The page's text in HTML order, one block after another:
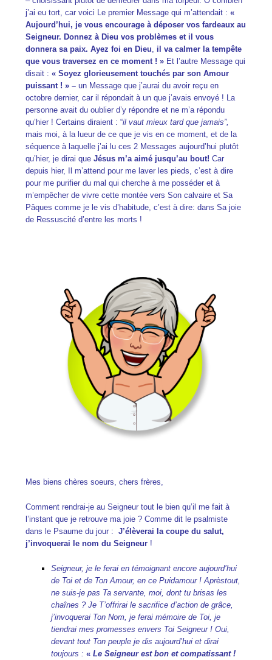
j’ai eu tort, car voici Le premier Message qui m’attendait :«
Aujourd’hui, je vous encourage à déposer vos fardeaux au
Seigneur. Donnez à Dieu vos problèmes et il vous
donnera sa paix. Ayez foi enDieu
il va calmer la tempête
que vous traversez en ce moment !» Et l’autre Message qui
disait :«Soyez glorieusement touchés par son Amour
puissant !» –un Message que j’aurai du avoir reçu en
octobre dernier, car il répondait à un que j’avais envoyé ! La
personne avait du oublier d’y répondre et ne m’a répondu
qu’hier ! Certains diraient : “il vaut mieux tard que jamais”,
mais moi, à la lueur de ce que je vis en ce moment, et de la
séquence à laquelle j’ai lu ces 2 Messages aujourd’hui plutôt
qu’hier, je dirai queJésus m’a aimé jusqu’au bout!Car
depuis hier, Il m’attend pour me laver les pieds, c’est à dire
pour me purifier du mal qui cherche à me posséder et à
m’empêcher de vivre cette montée vers Son calvaire et Sa
Pâques comme je le visd’habitude , c’est à dire: dans Sa joie
de Ressuscité d’entre les morts !
Mes biens chères soeurs, chers frères,
Comment rendrai-je au Seigneur tout le bien qu’il me fait à
l’instant que je retrouve ma joie ? Comme dit le psalmiste
dans le Psaume du jour :J’élèverai la coupe du salut,
j’invoquerai le nom du Seigneur !
Seigneur, je le ferai en témoignant encore aujourd’hui
de Toi et de Ton Amour, en ce Puidamour ! Aprèstout,
ne suis-je pas Ta servante, moi, dont tu brisas les
chaînes ? Je T’offrirai le sacrifice d’action de grâce,
j’invoquerai Ton Nom, je ferai mémoire de Toi, je
tiendrai mes promesses envers Toi Seigneur ! Oui,
devant tout Ton peuple je dis aujourd’hui et dirai
toujours :«Le Seigneur est bon et compatissant !